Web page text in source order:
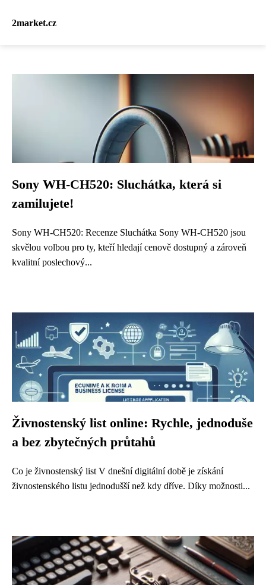
2market.cz
Sony WH-CH520: Sluchátka, která si
zamilujete!
Sony WH-CH520: Recenze Sluchátka Sony WH-CH520 jsou
skvělou volbou pro ty, kteří hledají cenově dostupný a zároveň
kvalitní poslechový...
Živnostenský list online: Rychle, jednoduše
a bez zbytečných průtahů
Co je živnostenský list V dnešní digitální době je získání
živnostenského listu jednodušší než kdy dříve. Díky možnosti...